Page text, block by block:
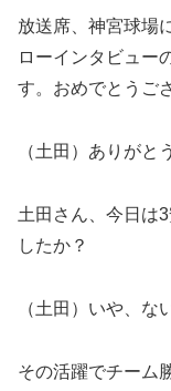
放送席、神宮球場
ローインタビュー
す。おめでとうご
（土田）ありがと
土田さん、今日は
したか？
（土田）いや、な
その活躍でチーム